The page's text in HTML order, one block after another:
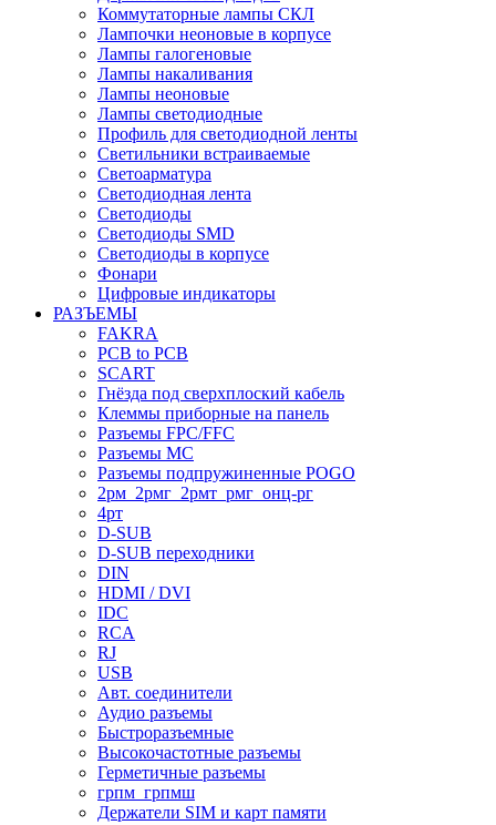
Коммутаторные лампы СКЛ
Лампочки неоновые в корпусе
Лампы галогеновые
Лампы накаливания
Лампы неоновые
Лампы светодиодные
Профиль для светодиодной ленты
Светильники встраиваемые
Светоарматура
Светодиодная лента
Светодиоды
Светодиоды SMD
Светодиоды в корпусе
Фонари
Цифровые индикаторы
РАЗЪЕМЫ
FAKRA
PCB to PCB
SCART
Гнёзда под сверхплоский кабель
Клеммы приборные на панель
Разъемы FPC/FFC
Разъемы MC
Разъемы подпружиненные POGO
2рм_2рмг_2рмт_рмг_онц-рг
4рт
D-SUB
D-SUB переходники
DIN
HDMI / DVI
IDC
RCA
RJ
USB
Авт. соединители
Аудио разъемы
Быстроразъемные
Высокочастотные разъемы
Герметичные разъемы
грпм_грпмш
Держатели SIM и карт памяти